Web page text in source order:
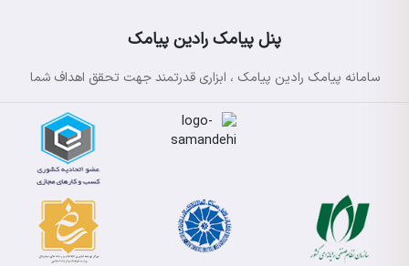
پنل پیامک رادین پیامک
سامانه پیامک رادین پیامک ، ابزاری قدرتمند جهت تحقق اهداف شما